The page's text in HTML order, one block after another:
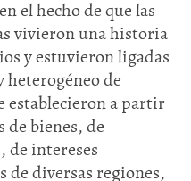
el hecho de que las
vivieron una historia
y estuvieron ligadas
de
establecieron a partir
bienes, de
de intereses
de diversas regiones,